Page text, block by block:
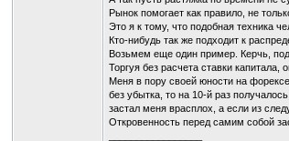
Рынок помогает как правило, не
Это я к тому, что подобная техника
Кто-нибудь так же подходит к
Возьмем еще один пример. Керчь,
Торгуя без расчета ставки
Меня в пору своей юности на
без убытка, то на 10-й раз
застал меня врасплох, а если из
Откровенность перед самим собой